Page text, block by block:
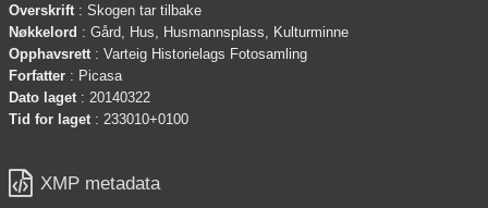
Overskrift : Skogen tar tilbake
Nøkkelord : Gård, Hus, Husmannsplass, Kulturminne
Opphavsrett : Varteig Historielags Fotosamling
Forfatter : Picasa
Dato laget : 20140322
Tid for laget : 233010+0100
 XMP metadata